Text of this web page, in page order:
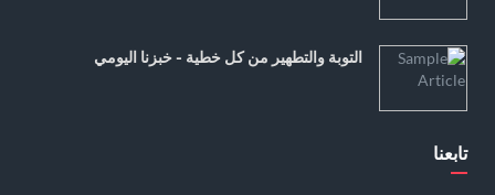
التوبة والتطهير من كل خطية - خبزنا اليومي
تابعنا